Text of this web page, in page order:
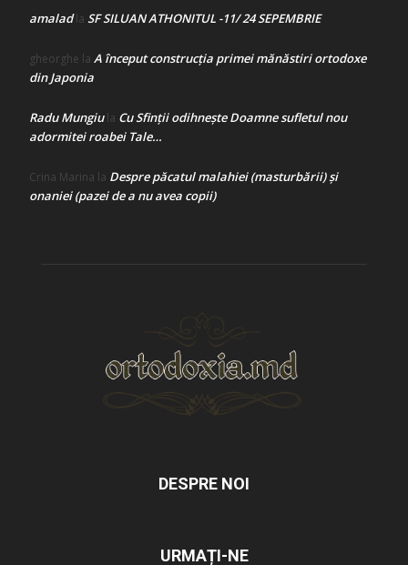
amaladla SF SILUAN ATHONITUL -11/ 24 SEPEMBRIE
gheorghe la A început construcţia primei mănăstiri ortodoxe
din Japonia
Radu Mungiula Cu Sfinții odihnește Doamne sufletul nou
adormitei roabei Tale…
Crina Marina la Despre păcatul malahiei (masturbării) şi
onaniei (pazei de a nu avea copii)
DESPRE NOI
URMAȚI-NE